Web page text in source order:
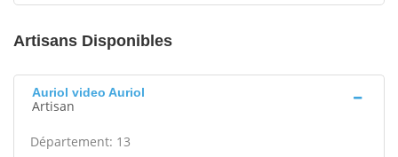
Artisans Disponibles
Auriol video Auriol
Artisan
Département: 13